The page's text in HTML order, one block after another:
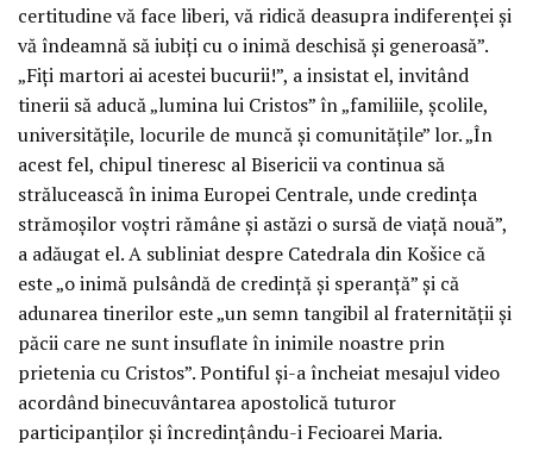
certitudine vă face liberi, vă ridică deasupra indiferenței și
vă îndeamnă să iubiți cu o inimă deschisă și generoasă”.
„Fiți martori ai acestei bucurii!”, a insistat el, invitând
tinerii să aducă „lumina lui Cristos” în „familiile, școlile,
universitățile, locurile de muncă și comunitățile” lor. „În
acest fel, chipul tineresc al Bisericii va continua să
strălucească în inima Europei Centrale, unde credința
strămoșilor voștri rămâne și astăzi o sursă de viață nouă”,
a adăugat el. A subliniat despre Catedrala din Košice că
este „o inimă pulsândă de credință și speranță” și că
adunarea tinerilor este „un semn tangibil al fraternității și
păcii care ne sunt insuflate în inimile noastre prin
prietenia cu Cristos”. Pontiful și-a încheiat mesajul video
acordând binecuvântarea apostolică tuturor
participanților și încredințându-i Fecioarei Maria.